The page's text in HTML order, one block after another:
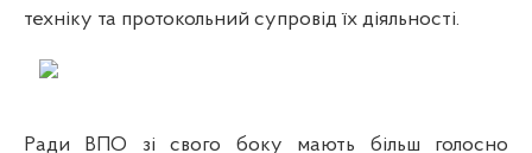
техніку та протокольний супровід їх діяльності.
Ради ВПО зі свого боку мають більш голосно